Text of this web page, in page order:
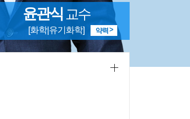
윤관식 교수
[화학|유기화학] 약력